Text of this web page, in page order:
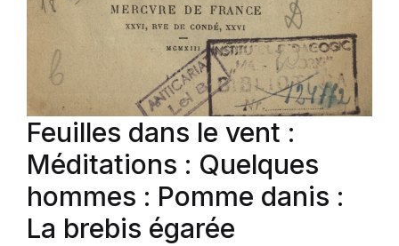
Feuilles dans le vent :
Méditations : Quelques
hommes : Pomme danis :
La brebis égarée